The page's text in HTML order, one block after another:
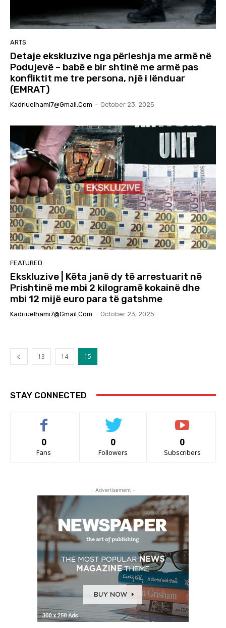
ARTS
Detaje ekskluzive nga përleshja me armë në
Podujevë – babë e bir shtinë me armë pas
konfliktit me tre persona, një i lënduar
(EMRAT)
Kadriuelhami7@gmail.com - October 23, 2025
FEATURED
Ekskluzive | Këta janë dy të arrestuarit në
Prishtinë me mbi 2 kilogramë kokainë dhe
mbi 12 mijë euro para të gatshme
Kadriuelhami7@gmail.com - October 23, 2025
13 14 15
STAY CONNECTED
0
Fans
0
Followers
0
Subscribers
- Advertisement -